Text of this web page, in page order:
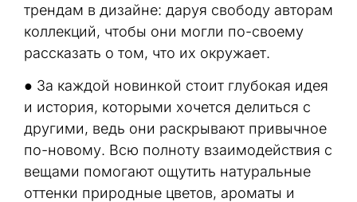
трендам в дизайне: даруя свободу авторам
коллекций, чтобы они могли по-своему
рассказать о том, что их окружает.
● За каждой новинкой стоит глубокая идея
и история, которыми хочется делиться с
другими, ведь они раскрывают привычное
по-новому. Всю полноту взаимодействия с
вещами помогают ощутить натуральные
оттенки природные цветов, ароматы и